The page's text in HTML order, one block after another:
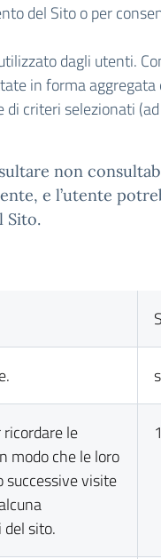
del Sito o per
dagli utenti.
in forma aggregata
criteri selezionati
non
e l’utente
Sito.
ricordare le
modo che le loro
visite
sito.